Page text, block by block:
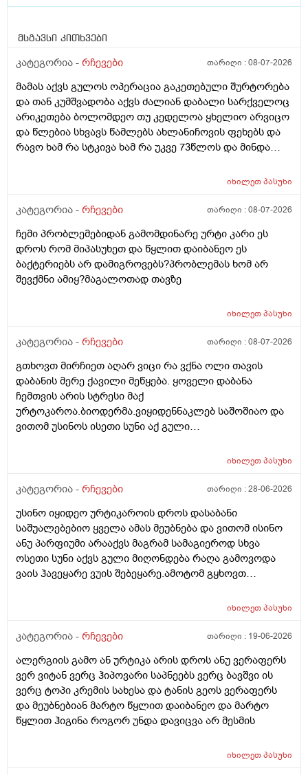
მსგავსი კითხვები
კატეგორია - რჩევები თარიღი :08-07-2026
მამას აქვს გულოს ოპერაცია გაკეთებული შურტორება
და თან კუმშვადობა აქვს ძალიან დაბალი სარქველოც
არიკეთება ბოლომდეო თუ კედელოა ყხელიო არვიცო
და წლებია სხვავს წამლებს ახლანიჩოვის ფეხებს და
რავო ხამ რა სტკივა ხამ რა უკვე 73წლოს და მინდა
და ფულინრომ არჰვაქ ვერანაირად ექიმთან ვერ
შედეგს იბ ის ექიმთან მაომც ჩავიდეს თუ თავის
იბნის ექიმყან რომ დ ვიტამინი გაიკეთოს და უბნის
ექიმის დანიშნულებას ვენდო ის ხომ კარდიოლოგი
არაა თან დიდათ რომ ვაკვირდები არაა მცოდნე ამ
მხრივ და ვერ ვენდობი და ხომ არავნებს მამას დ
სარისკოა?მის კარდიოლოგა ვერ დავირეკავ ან
იხილეთპასუხი
კატეგორია - რჩევები თარიღი :08-07-2026
ჩემი პრობლემებიდან გამომდინარე ურტი კარი ეს
დროს რომ მიპასუხეთ და წყლით დაიბანეო ეს
ბაქტერიებს არ დამიგროვებს?პრობლემას ხომ არ
შევქმნი ამიყ?მაგალოთად თავზე
იხილეთპასუხი
კატეგორია - რჩევები თარიღი :08-07-2026
გთხოვთ მირჩიეთ აღარ ვიცი რა ვქნა ოლი თავის
დაბანის მერე ქავილი მეწყება. ყოველი დაბანა
ჩემთვის არის სტრესი მაქ
ურტოკაროა.ბიოდერმა.ვიყიდენნაკლებ საშოშიაო და
ვითომ უსინოს ისეთი სუნი აქ გული
დამატენიანებელი შამპუნიც მაგრამ ყველაფერზე
შემიხლია ვიტანკები.რამე მირჩიეთ დამპუნი რა რომ
ამექავოს.ბიბხიანოს შამპუნი რომ ვიყიდო ბაბეზ3
უარესი ხომ არარის?მხოლპდ ბიბცოანის საპობს იტანს
ტანოს კანი მაგრამ შამპუნი აოხმაროა და ასე მგონია
ბაბე იფრო ნახია და თუ ბაბე მახლევს ქავილს ბიბჩენი
იგრო მომცემს?სავატაუდოთ სიმშრალისგან მექავება
ბინჩენი უკეთესია რონელი?სხვადასხვა აქვს ბუბჩენს
იხილეთპასუხი
კატეგორია - რჩევები თარიღი :28-06-2026
უსინო იყიდეო ურტიკაროის დროს დასაბანი
საშუალებებიო ყველა ამას მეუბნება და ვითომ ისინო
ანუ პარფიუმი არააქვს მაგრამ სამაგიეროდ სხვა
ოსეთი სუნი აქვს გული მიღონდება რაღა გამოვოდა
ვაის ჰავეყარე ვუის შებეყარე.ამოტომ გყხოვთ
დამატენიანებელ შამპუნს თაფლით რომ აროს იმას და
ბუბჩენის შამპუნი რომ ვიყიდო იმად?
იხილეთპასუხი
კატეგორია - რჩევები თარიღი : 19-06-2026
ალერგიის გამო ან ურტიკა არის დროს ანუ ვერაფერს
ვერ ვიტან ვერც ჰიპოვარი საპნეებს ვერც ბავშვი ის
ვერც ტოპი კრემის სახესა და ტანის გეოს ვერაფერს
და მეუბნებიან მარტო წყლით დაიბანეო და მარტო
წყლით ჰიგინა როგორ უნდა დავიცვა არ მესმის
იხილეთპასუხი